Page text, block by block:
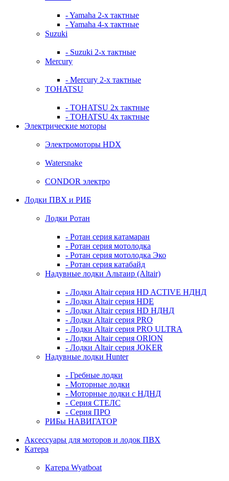
- Yamaha 2-х тактные
- Yamaha 4-х тактные
Suzuki
- Suzuki 2-х тактные
Mercury
- Mercury 2-х тактные
TOHATSU
- TOHATSU 2х тактные
- TOHATSU 4х тактные
Электрические моторы
Электромоторы HDX
Watersnake
CONDOR электро
Лодки ПВХ и РИБ
Лодки Ротан
- Ротан серия катамаран
- Ротан серия мотолодка
- Ротан серия мотолодка Эко
- Ротан серия катабайд
Надувные лодки Альтаир (Altair)
- Лодки Altair серия HD ACTIVE НДНД
- Лодки Altair серия HDE
- Лодки Altair серия HD НДНД
- Лодки Altair серия PRO
- Лодки Altair серия PRO ULTRA
- Лодки Altair серия ORION
- Лодки Altair серия JOKER
Надувные лодки Hunter
- Гребные лодки
- Моторные лодки
- Моторные лодки с НДНД
- Серия СТЕЛС
- Серия ПРО
РИБы НАВИГАТОР
Аксессуары для моторов и лодок ПВХ
Катера
Катера Wyatboat